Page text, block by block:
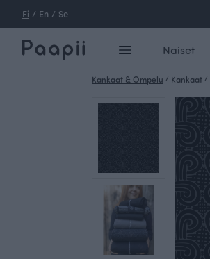
Fi / En / Se
Naiset
Kankaat & Ompelu / Kankaat /